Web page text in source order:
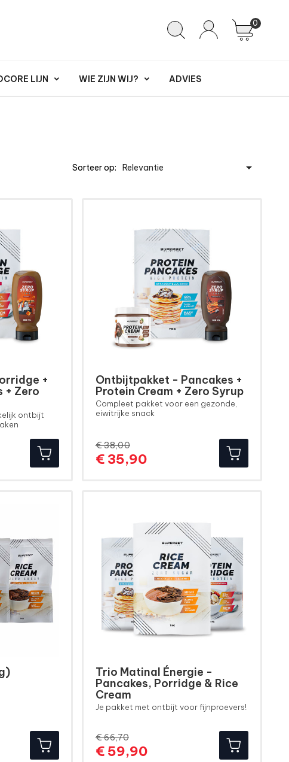
0
LIJN WIE ZIJN WIJ? ADVIES
Sorteer op: Relevantie 
+
+ Zero
ontbijt
Ontbijtpakket - Pancakes +
Protein Cream + Zero Syrup
Compleet pakket voor een gezonde,
eiwitrijke snack
€ 38,00
€ 35,90Normale
Prijs
Trio Matinal Énergie -
Pancakes, Porridge & Rice
Cream
Je pakket met ontbijt voor fijnproevers!
€ 66,70
€ 59,90Normale
Prijs